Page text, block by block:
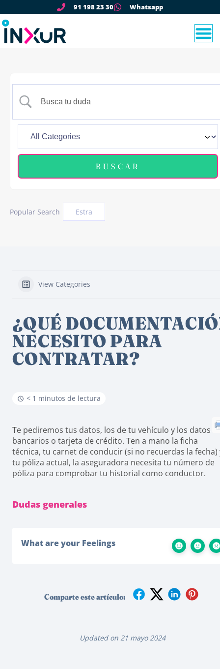
91 198 23 30 Whatsapp
Popular Search Estra
View Categories
¿QUÉ
NECESITO PARA
CONTRATAR?
< 1 minutos de lectura
Te pediremos tus datos, los de tu vehículo y los datos
bancarios o tarjeta de crédito. Ten a mano la ficha
técnica, tu carnet de conducir (si no recuerdas la fecha)
tu póliza actual, la aseguradora necesita tu número de
póliza para comprobar tu historial como conductor.
Dudas generales
What are your Feelings
Comparte este artículo:
Updated on 21 mayo 2024